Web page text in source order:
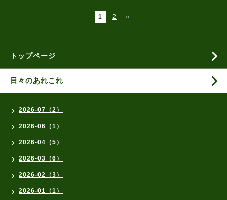
1 2 »
トップページ
日々のあれこれ
2026-07（2）
2026-06（1）
2026-04（5）
2026-03（6）
2026-02（3）
2026-01（1）